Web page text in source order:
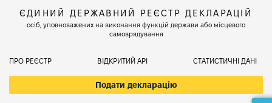
ЄДИНИЙ ДЕРЖАВНИЙ РЕЄСТР ДЕКЛАРАЦІЙ
осіб, уповноважених на виконання функцій держави або місцевого
самоврядування
ПРО РЕЄСТР ВІДКРИТИЙ АРІ СТАТИСТИЧНІ ДАНІ
Подати декларацію